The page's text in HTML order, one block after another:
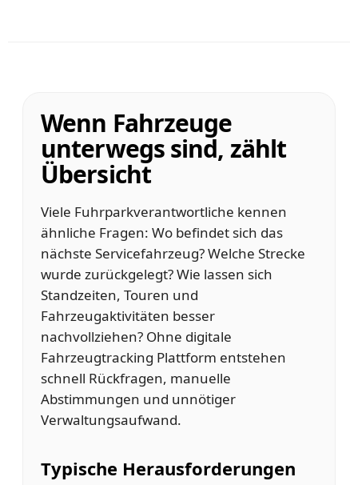
Wenn Fahrzeuge
unterwegs sind, zählt
Übersicht
Viele Fuhrparkverantwortliche kennen
ähnliche Fragen: Wo befindet sich das
nächste Servicefahrzeug? Welche Strecke
wurde zurückgelegt? Wie lassen sich
Standzeiten, Touren und
Fahrzeugaktivitäten besser
nachvollziehen? Ohne digitale
Fahrzeugtracking Plattform entstehen
schnell Rückfragen, manuelle
Abstimmungen und unnötiger
Verwaltungsaufwand.
Typische Herausforderungen